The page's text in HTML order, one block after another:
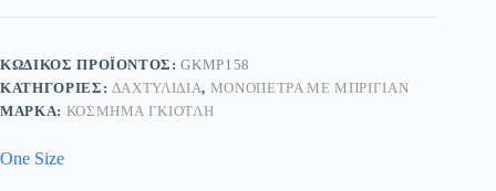
ΚΩΔΙΚΌΣ ΠΡΟΪΌΝΤΟΣ:GKMP158
ΚΑΤΗΓΟΡΊΕΣ: ΔΑΧΤΥΛΊΔΙΑ, ΜΟΝΌΠΕΤΡΑ ΜΕ ΜΠΡΙΓΙΆΝ
ΜΆΡΚΑ: ΚΟΣΜΗΜΑ ΓΚΙΟΤΛΗ
One Size